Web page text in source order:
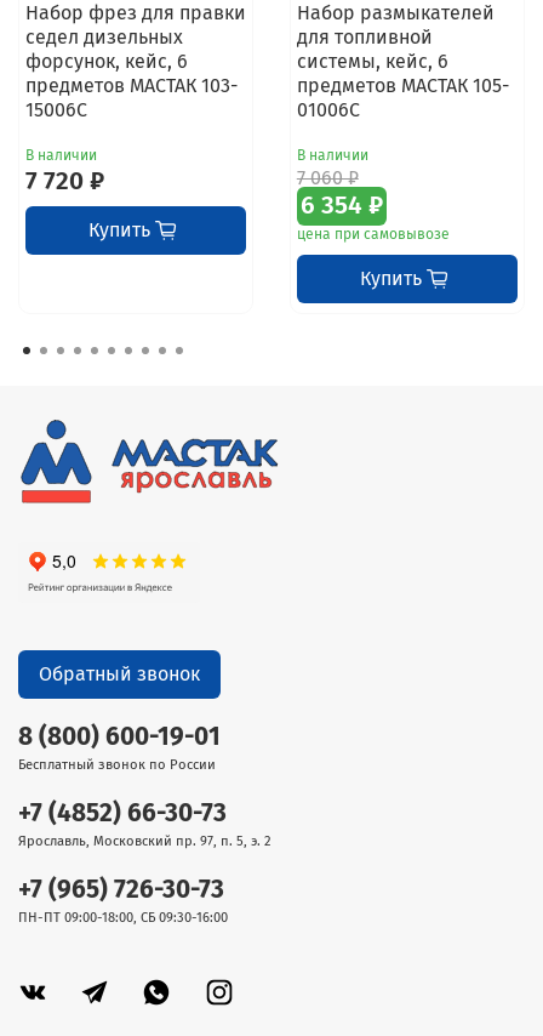
Набор фрез для правки
седел дизельных
форсунок, кейс, 6
предметов МАСТАК 103-
15006C
В наличии
7 720 ₽
Купить
Набор размыкателей
для топливной
системы, кейс, 6
предметов МАСТАК 105-
01006C
В наличии
7 060 ₽
6 354 ₽
цена при самовывозе
Купить
8 (800) 600-19-01
Бесплатный звонок по России
+7 (4852) 66-30-73
Ярославль, Московский пр. 97, п. 5, э. 2
+7 (965) 726-30-73
ПН-ПТ 09:00-18:00, СБ 09:30-16:00
Обратный звонок